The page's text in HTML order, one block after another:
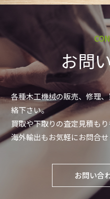
お問
各種木工機械の販売、修理
絡下さい。
買取や下取りの査定見積もり
海外輸出もお気軽にお問合せ
お問い合